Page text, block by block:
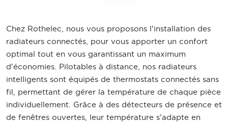
Chez Rothelec, nous vous proposons l'installation des
radiateurs connectés, pour vous apporter un confort
optimal tout en vous garantissant un maximum
d'économies. Pilotables à distance, nos radiateurs
intelligents sont équipés de thermostats connectés sans
fil, permettant de gérer la température de chaque pièce
individuellement. Grâce à des détecteurs de présence et
de fenêtres ouvertes, leur température s'adapte en